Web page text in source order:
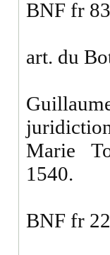
BNF fr
art. du
Marie
1540.
BNF fr